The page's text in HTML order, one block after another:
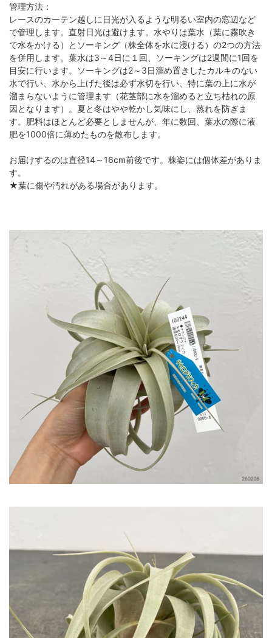
管理方法：
レースのカーテン越しに日光が入るような明るい室内の窓辺など
で管理します。直射日光は避けます。水やりは葉水（葉に霧吹き
で水をかける）とソーキング（株全体を水に浸ける）の2つの方法
を併用します。葉水は3～4日に１回、ソーキングは2週間に1回を
目安に行います。ソーキングは2～3日溜め置きしたカルキのない
水で行い、水から上げた後は必ず水切を行い、特に葉の上に水が
溜まらないように管理ます（花茎部に水を溜めると立ち枯れの原
因となります）。夏と冬はやや乾かし気味にし、蒸れを防ぎま
す。肥料はほとんど必要としませんが、年に数回、葉水の際に液
肥を1000倍に薄めたものを散布します。
お届けするのは直径14～16cm前後です。株姿には個体差がありま
す。
★葉に傷や汚れがある場合があります。